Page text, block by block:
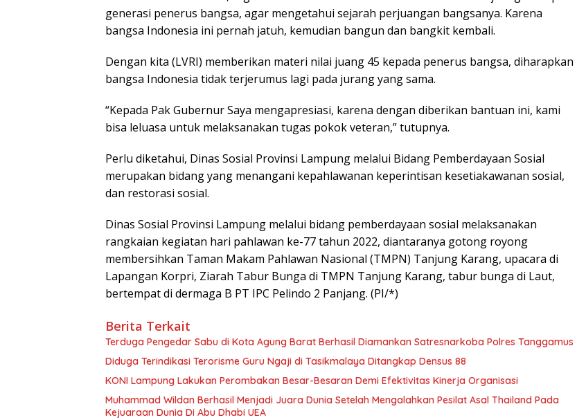
generasi penerus bangsa, agar mengetahui sejarah perjuangan bangsanya. Karena
bangsa Indonesia ini pernah jatuh, kemudian bangun dan bangkit kembali.
Dengan kita (LVRI) memberikan materi nilai juang 45 kepada penerus bangsa, diharapkan
bangsa Indonesia tidak terjerumus lagi pada jurang yang sama.
“Kepada Pak Gubernur Saya mengapresiasi, karena dengan diberikan bantuan ini, kami
bisa leluasa untuk melaksanakan tugas pokok veteran,” tutupnya.
Perlu diketahui, Dinas Sosial Provinsi Lampung melalui Bidang Pemberdayaan Sosial
merupakan bidang yang menangani kepahlawanan keperintisan kesetiakawanan sosial,
dan restorasi sosial.
Dinas Sosial Provinsi Lampung melalui bidang pemberdayaan sosial melaksanakan
rangkaian kegiatan hari pahlawan ke-77 tahun 2022, diantaranya gotong royong
membersihkan Taman Makam Pahlawan Nasional (TMPN) Tanjung Karang, upacara di
Lapangan Korpri, Ziarah Tabur Bunga di TMPN Tanjung Karang, tabur bunga di Laut,
bertempat di dermaga B PT IPC Pelindo 2 Panjang. (PI/*)
Berita Terkait
Terduga Pengedar Sabu di Kota Agung Barat Berhasil Diamankan Satresnarkoba Polres Tanggamus
Diduga Terindikasi Terorisme Guru Ngaji di Tasikmalaya Ditangkap Densus 88
KONI Lampung Lakukan Perombakan Besar-Besaran Demi Efektivitas Kinerja Organisasi
Muhammad Wildan Berhasil Menjadi Juara Dunia Setelah Mengalahkan Pesilat Asal Thailand Pada
Kejuaraan Dunia Di Abu Dhabi UEA